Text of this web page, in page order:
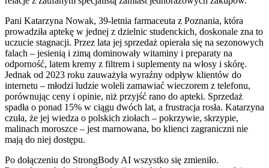
Pani Katarzyna Nowak, 39-letnia farmaceuta z Poznania, która
prowadziła aptekę w jednej z dzielnic studenckich, doskonale zna to
uczucie stagnacji. Przez lata jej sprzedaż opierała się na sezonowych
falach – jesienią i zimą dominowały witaminy i preparaty na
odporność, latem kremy z filtrem i suplementy na włosy i skórę.
Jednak od 2023 roku zauważyła wyraźny odpływ klientów do
internetu – młodzi ludzie woleli zamawiać wieczorem z telefonu,
porównując ceny i opinie, niż przyjść rano do apteki. Sprzedaż
spadła o ponad 15% w ciągu dwóch lat, a frustracja rosła. Katarzyna
czuła, że jej wiedza o polskich ziołach – pokrzywie, skrzypie,
malinach moroszce – jest marnowana, bo klienci zagraniczni nie
mają do niej dostępu.
Po dołączeniu do StrongBody AI wszystko się zmieniło.